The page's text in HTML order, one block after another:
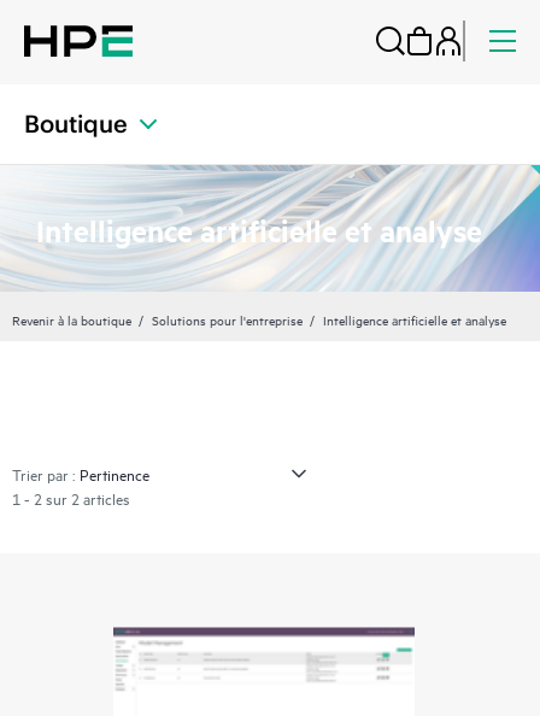
Boutique
Intelligence artificielle et analyse
Revenir à la boutique Solutions pour l'entreprise Intelligence artificielle et analyse
Trier par :
1 - 2 sur 2 articles